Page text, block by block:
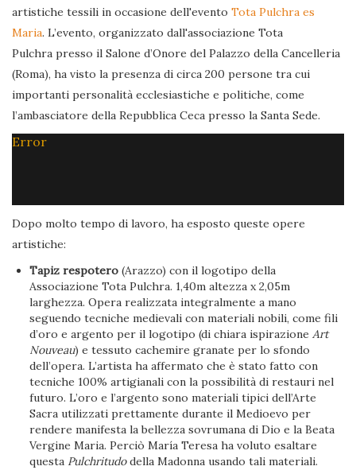
artistiche tessili in occasione dell'evento Tota Pulchra es
Maria. L’evento, organizzato dall'associazione Tota
Pulchra presso il Salone d’Onore del Palazzo della Cancelleria
(Roma), ha visto la presenza di circa 200 persone tra cui
importanti personalità ecclesiastiche e politiche, come
l’ambasciatore della Repubblica Ceca presso la Santa Sede.
Error
Dopo molto tempo di lavoro, ha esposto queste opere
artistiche:
Tapiz respotero (Arazzo) con il logotipo della
Associazione Tota Pulchra. 1,40m altezza x 2,05m
larghezza. Opera realizzata integralmente a mano
seguendo tecniche medievali con materiali nobili, come fili
d’oro e argento per il logotipo (di chiara ispirazioneArt
Nouveau) e tessuto cachemire granate per lo sfondo
dell’opera. L’artista ha affermato che è stato fatto con
tecniche 100% artigianali con la possibilità di restauri nel
futuro. L’oro e l’argento sono materiali tipici dell’Arte
Sacra utilizzati prettamente durante il Medioevo per
rendere manifesta la bellezza sovrumana di Dio e la Beata
Vergine Maria. Perciò María Teresa ha voluto esaltare
questa Pulchritudodella Madonna usando tali materiali.